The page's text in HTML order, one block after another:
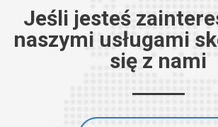
Jeśli jesteś
naszymi usługami
się z nami